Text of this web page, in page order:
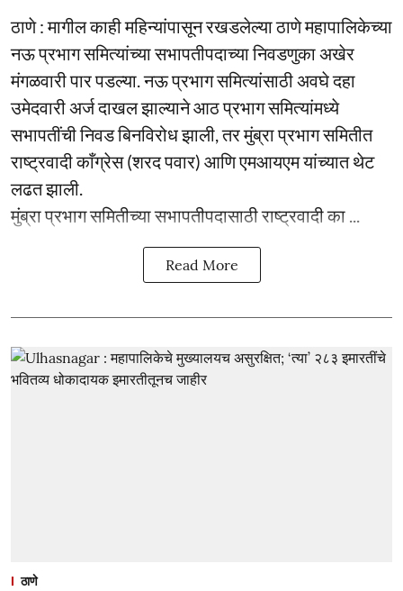
ठाणे : मागील काही महिन्यांपासून रखडलेल्या ठाणे महापालिकेच्या
नऊ प्रभाग समित्यांच्या सभापतीपदाच्या निवडणुका अखेर
मंगळवारी पार पडल्या. नऊ प्रभाग समित्यांसाठी अवघे दहा
उमेदवारी अर्ज दाखल झाल्याने आठ प्रभाग समित्यांमध्ये
सभापतींची निवड बिनविरोध झाली, तर मुंब्रा प्रभाग समितीत
राष्ट्रवादी काँग्रेस (शरद पवार) आणि एमआयएम यांच्यात थेट
लढत झाली.
मुंब्रा प्रभाग समितीच्या सभापतीपदासाठी राष्ट्रवादी का ...
Read More
ठाणे